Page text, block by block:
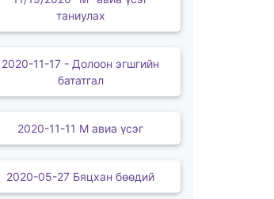
таниулах
2020-11-17 - Долоон эгшгийн
бататгал
2020-11-11 М авиа үсэг
2020-05-27 Бяцхан бөөдий